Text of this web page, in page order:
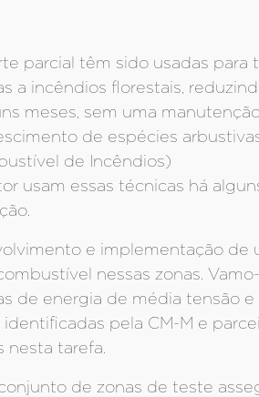
parcial têm sido usadas
a incêndios florestais,
meses, sem uma
de espécies
de
usam essas técnicas há
e implementação de
nessas zonas.
de energia de média tensão
pela CM-M e
nesta tarefa.
de zonas de teste